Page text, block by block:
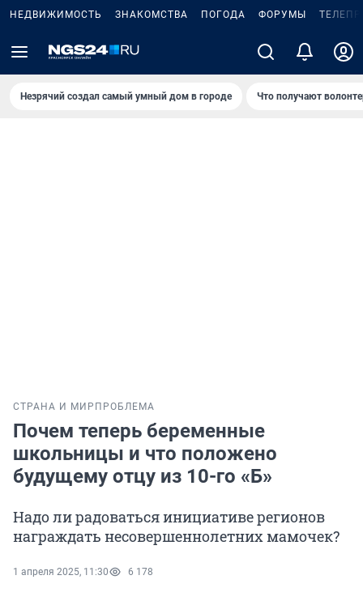
НЕДВИЖИМОСТЬ ЗНАКОМСТВА ПОГОДА ФОРУМЫ
Незрячий создал самый умный дом в городе Что получают
СТРАНА И МИР ПРОБЛЕМА
Почем теперь беременные
школьницы и что положено
будущему отцу из 10-го «Б»
Надо ли радоваться инициативе регионов
награждать несовершеннолетних мамочек?
1 апреля 2025, 11:30 6 178